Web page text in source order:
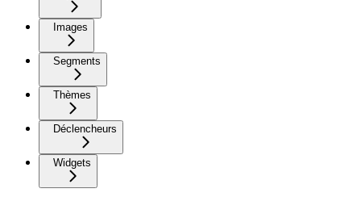
Images
Segments
Thèmes
Déclencheurs
Widgets